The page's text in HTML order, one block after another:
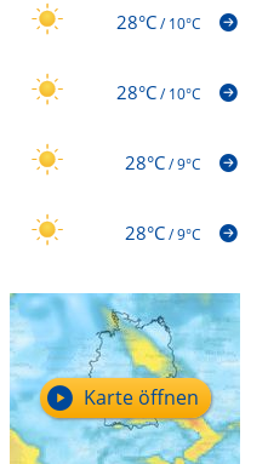
28°C/10°C
28°C/10°C
28°C/9°C
28°C/9°C
Karte öffnen